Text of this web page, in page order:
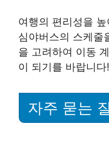
여행의 편리성을
심야버스의 스케줄
을 고려하여 이동
이 되기를 바랍니다!
자주 묻는